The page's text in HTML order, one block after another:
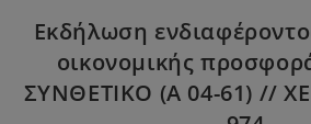
Εκδήλωση
οικονομικής
ΣΥΝΘΕΤΙΚΟ (Α 04-61) //